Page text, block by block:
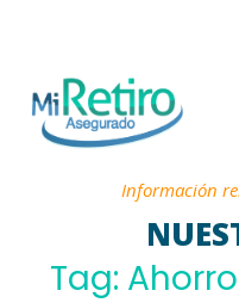
Información
Tag: Ahorro